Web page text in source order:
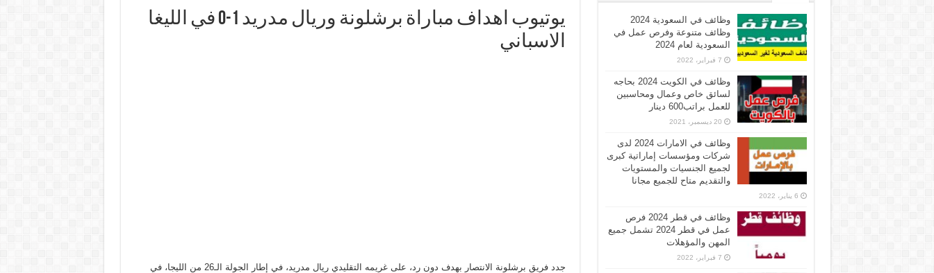
يوتيوب اهداف مباراة برشلونة وريال مدريد 1-0 في الليغا
الاسباني
جدد فريق برشلونة الانتصار بهدف دون رد، على غريمه التقليدي ريال مدريد، في إطار الجولة الـ26 من الليجا، في
وظائف في السعودية 2024
وظائف متنوعة وفرص عمل في
السعودية لعام 2024
7 فبراير، 2022
وظائف في الكويت 2024 بحاجه
لسائق خاص وعمال ومحاسبين
للعمل براتب600 دينار
20 ديسمبر، 2021
وظائف في الامارات 2024 لدى
شركات ومؤسسات إماراتية كبرى
لجميع الجنسيات والمستويات
والتقديم متاح للجميع مجانا
6 يناير، 2022
وظائف في قطر 2024 فرص
عمل في قطر 2024 تشمل جميع
المهن والمؤهلات
7 فبراير، 2022